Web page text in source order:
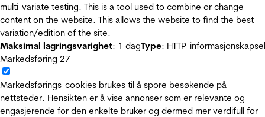
multi-variate testing. This is a tool used to combine or change
content on the website. This allows the website to find the best
variation/edition of the site.
Maksimal lagringsvarighet: 1 dagType: HTTP-informasjonskapsel
Markedsføring 27
Markedsførings-cookies brukes til å spore besøkende på
nettsteder. Hensikten er å vise annonser som er relevante og
engasjerende for den enkelte bruker og dermed mer verdifull for